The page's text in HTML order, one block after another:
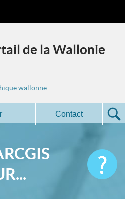
de la Wallonie
wallonne
Contact